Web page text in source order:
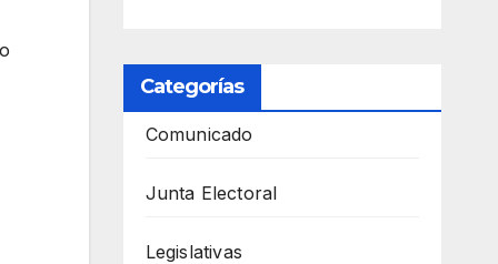
Categorías
Comunicado
Junta Electoral
Legislativas